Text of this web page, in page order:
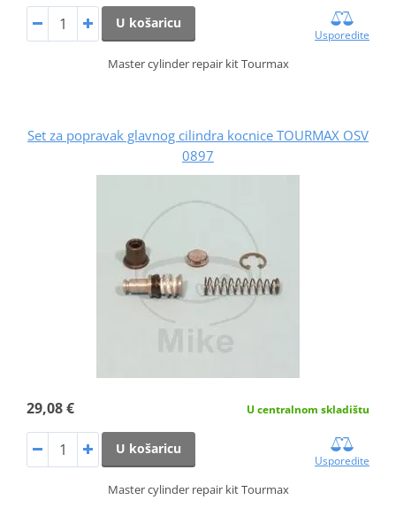
U košaricu
Usporedite
Master cylinder repair kit Tourmax
Set za popravak glavnog cilindra kocnice TOURMAX OSV
0897
29,08 € U centralnom skladištu
U košaricu
Usporedite
Master cylinder repair kit Tourmax